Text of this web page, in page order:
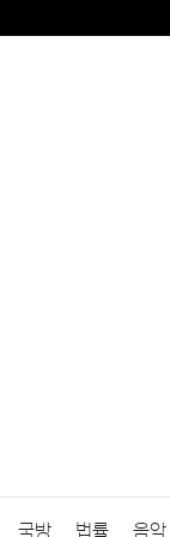
국방 법률 음악